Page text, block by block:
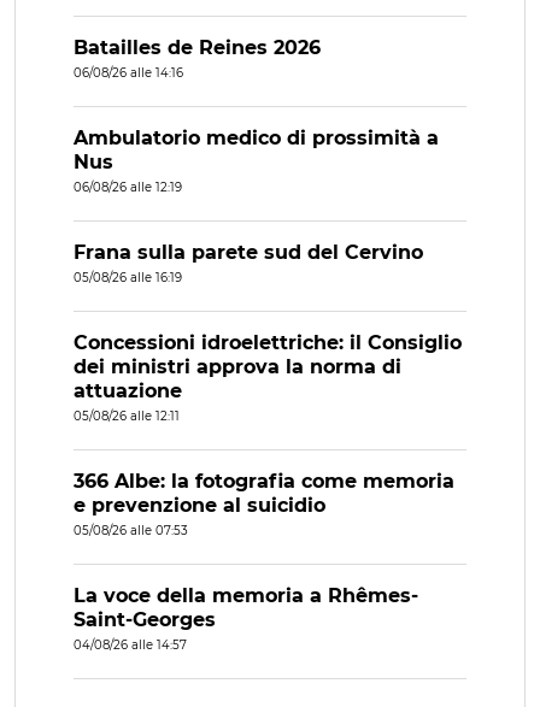
Batailles de Reines 2026
06/08/26 alle 14:16
Ambulatorio medico di prossimità a
Nus
06/08/26 alle 12:19
Frana sulla parete sud del Cervino
05/08/26 alle 16:19
Concessioni idroelettriche: il Consiglio
dei ministri approva la norma di
attuazione
05/08/26 alle 12:11
366 Albe: la fotografia come memoria
e prevenzione al suicidio
05/08/26 alle 07:53
La voce della memoria a Rhêmes-
Saint-Georges
04/08/26 alle 14:57